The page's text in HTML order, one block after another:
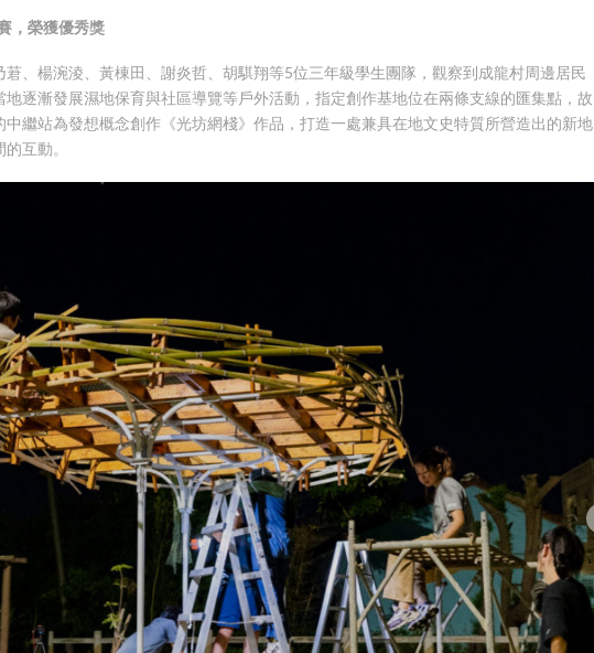
，榮獲優秀獎
、楊涴淩、黃棟田、謝炎哲、胡騏翔等5位三年級學生團隊，觀察到成龍村周邊居民
地逐漸發展濕地保育與社區導覽等戶外活動，指定創作基地位在兩條支線的匯集點，故
繼站為發想概念創作《光坊網棧》作品，打造一處兼具在地文史特質所營造出的新地
互動。